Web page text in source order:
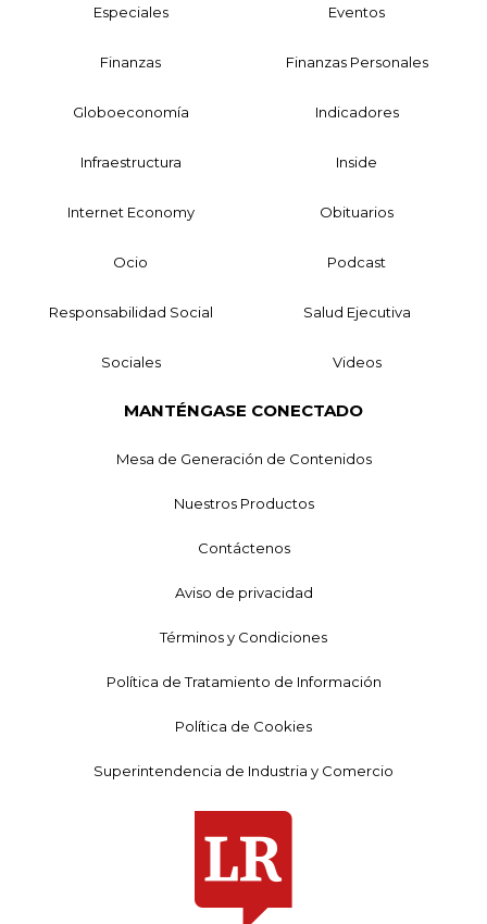
Especiales Eventos
Finanzas Finanzas Personales
Globoeconomía Indicadores
Infraestructura Inside
Internet Economy Obituarios
Ocio Podcast
Responsabilidad Social Salud Ejecutiva
Sociales Videos
MANTÉNGASE CONECTADO
Mesa de Generación de Contenidos
Nuestros Productos
Contáctenos
Aviso de privacidad
Términos y Condiciones
Política de Tratamiento de Información
Política de Cookies
Superintendencia de Industria y Comercio